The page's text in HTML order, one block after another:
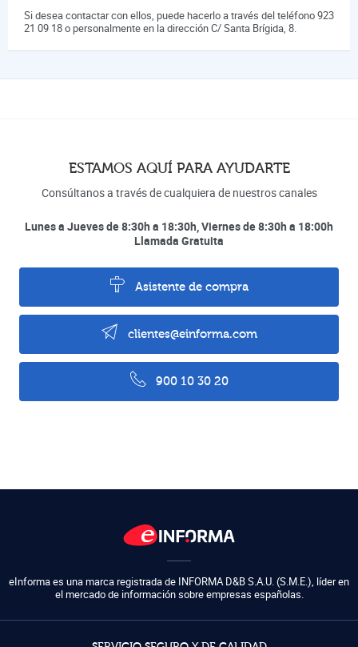
Si desea contactar con ellos, puede hacerlo a través del teléfono 923
21 09 18 o personalmente en la dirección C/ Santa Brígida, 8.
ESTAMOS AQUÍ PARA AYUDARTE
Consúltanos a través de cualquiera de nuestros canales
Lunes a Jueves de 8:30h a 18:30h, Viernes de 8:30h a 18:00h
Llamada Gratuita
Asistente de compra
clientes@einforma.com
900 10 30 20
eInforma es una marca registrada de INFORMA D&B S.A.U. (S.M.E.), líder en
el mercado de información sobre empresas españolas.